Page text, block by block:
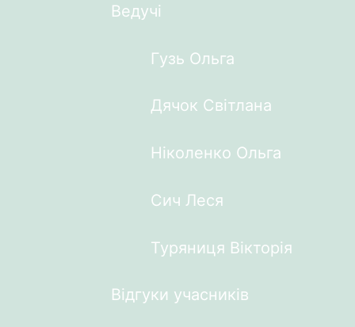
Ведучі
Гузь Ольга
Дячок Світлана
Ніколенко Ольга
Сич Леся
Туряниця Вікторія
Відгуки учасників